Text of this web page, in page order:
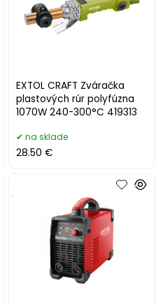
EXTOL CRAFT Zváračka
plastových rúr polyfúzna
1070W 240-300°C 419313
na sklade
28.50 €
.